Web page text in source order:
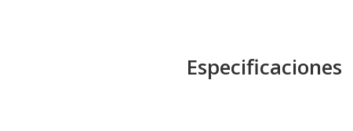
Especificaciones